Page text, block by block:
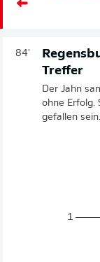
84'
Treffer
Der Jahn
ohne Erfolg.
gefallen sein.
1